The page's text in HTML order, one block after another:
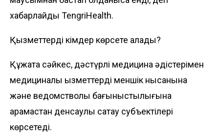
хабарлайды TengriHealth.
Қызметтерді кімдер көрсете алады?
Құжатқа сәйкес, дәстүрлі медицина әдістерімен
медициналық қызметтерді меншік нысанына
және ведомстволық бағыныстылығына
қарамастан денсаулық сақтау субъектілері
көрсетеді.